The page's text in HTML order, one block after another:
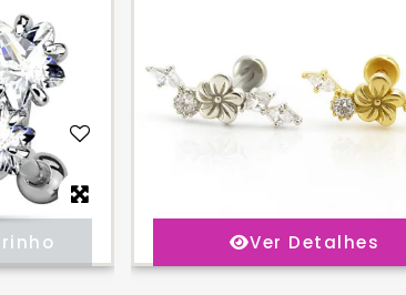
Ver Detalhes